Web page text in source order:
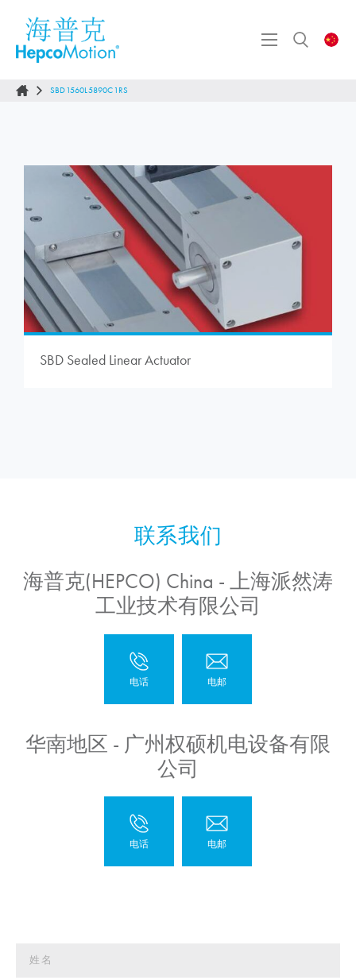
SBD1560L5890C1RS
SBD Sealed Linear Actuator
海普克(HEPCO) China - 上海派然涛
工业技术有限公司
华南地区 - 广州权硕机电设备有限
公司